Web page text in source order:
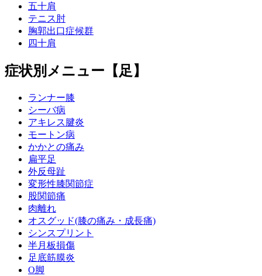
五十肩
テニス肘
胸郭出口症候群
四十肩
症状別メニュー【足】
ランナー膝
シーバ病
アキレス腱炎
モートン病
かかとの痛み
扁平足
外反母趾
変形性膝関節症
股関節痛
肉離れ
オスグッド(膝の痛み・成長痛)
シンスプリント
半月板損傷
足底筋膜炎
O脚